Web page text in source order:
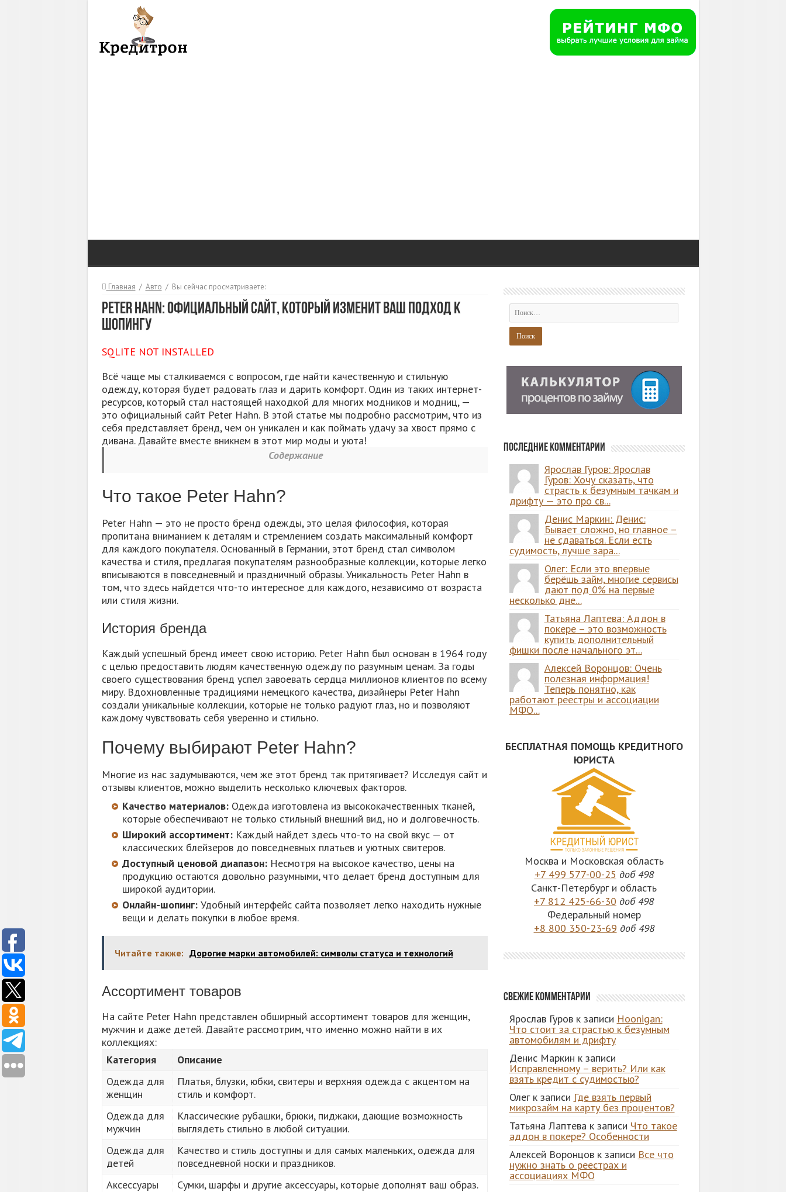
Главная / Авто / Вы сейчас просматриваете:
Peter Hahn: Официальный сайт, который изменит ваш подход к
шопингу
SQLITE NOT INSTALLED
Всё чаще мы сталкиваемся с вопросом, где найти качественную и стильную
одежду, которая будет радовать глаз и дарить комфорт. Один из таких интернет-
ресурсов, который стал настоящей находкой для многих модников и модниц, —
это официальный сайт Peter Hahn. В этой статье мы подробно рассмотрим, что из
себя представляет бренд, чем он уникален и как поймать удачу за хвост прямо с
дивана. Давайте вместе вникнем в этот мир моды и уюта!
Содержание
Что такое Peter Hahn?
Peter Hahn — это не просто бренд одежды, это целая философия, которая
пропитана вниманием к деталям и стремлением создать максимальный комфорт
для каждого покупателя. Основанный в Германии, этот бренд стал символом
качества и стиля, предлагая покупателям разнообразные коллекции, которые легко
вписываются в повседневный и праздничный образы. Уникальность Peter Hahn в
том, что здесь найдется что-то интересное для каждого, независимо от возраста
или стиля жизни.
История бренда
Каждый успешный бренд имеет свою историю. Peter Hahn был основан в 1964 году
с целью предоставить людям качественную одежду по разумным ценам. За годы
своего существования бренд успел завоевать сердца миллионов клиентов по всему
миру. Вдохновленные традициями немецкого качества, дизайнеры Peter Hahn
создали уникальные коллекции, которые не только радуют глаз, но и позволяют
каждому чувствовать себя уверенно и стильно.
Почему выбирают Peter Hahn?
Многие из нас задумываются, чем же этот бренд так притягивает? Исследуя сайт и
отзывы клиентов, можно выделить несколько ключевых факторов.
Качество материалов:Одежда изготовлена из высококачественных тканей,
которые обеспечивают не только стильный внешний вид, но и долговечность.
Широкий ассортимент:Каждый найдет здесь что-то на свой вкус — от
классических блейзеров до повседневных платьев и уютных свитеров.
Доступный ценовой диапазон:Несмотря на высокое качество, цены на
продукцию остаются довольно разумными, что делает бренд доступным для
широкой аудитории.
Онлайн-шопинг:Удобный интерфейс сайта позволяет легко находить нужные
вещи и делать покупки в любое время.
Читайте также: Дорогие марки автомобилей: символы статуса и технологий
Ассортимент товаров
На сайте Peter Hahn представлен обширный ассортимент товаров для женщин,
мужчин и даже детей. Давайте рассмотрим, что именно можно найти в их
коллекциях:
Категория
Описание
Одежда для
женщин
Платья, блузки, юбки, свитеры и верхняя одежда с акцентом на
стиль и комфорт.
Одежда для
мужчин
Классические рубашки, брюки, пиджаки, дающие возможность
выглядеть стильно в любой ситуации.
Одежда для
детей
Качество и стиль доступны и для самых маленьких, одежда для
повседневной носки и праздников.
Аксессуары
Сумки, шарфы и другие аксессуары, которые дополнят ваш образ.
Последние комментарии
Ярослав Гуров: Ярослав
Гуров: Хочу сказать, что
страсть к безумным тачкам и
дрифту — это про св...
Денис Маркин: Денис:
Бывает сложно, но главное –
не сдаваться. Если есть
судимость, лучше зара...
Олег: Если это впервые
берёшь займ, многие сервисы
дают под 0% на первые
несколько дне...
Татьяна Лаптева: Аддон в
покере – это возможность
купить дополнительный
фишки после начального эт...
Алексей Воронцов: Очень
полезная информация!
Теперь понятно, как
работают реестры и ассоциации
МФО...
БЕСПЛАТНАЯ ПОМОЩЬ КРЕДИТНОГО
ЮРИСТА
Москва и Московская область
+7 499 577-00-25 доб 498
Санкт-Петербург и область
+7 812 425-66-30 доб 498
Федеральный номер
+8 800 350-23-69 доб 498
Свежие комментарии
Ярослав Гуровк записи Hoonigan:
Что стоит за страстью к безумным
автомобилям и дрифту
Денис Маркин к записи
Исправленному – верить? Или как
взять кредит с судимостью?
Олегк записи Где взять первый
микрозайм на карту без процентов?
Татьяна Лаптевак записи Что такое
аддон в покере? Особенности
Алексей Воронцовк записи Все что
нужно знать о реестрах и
ассоциациях МФО